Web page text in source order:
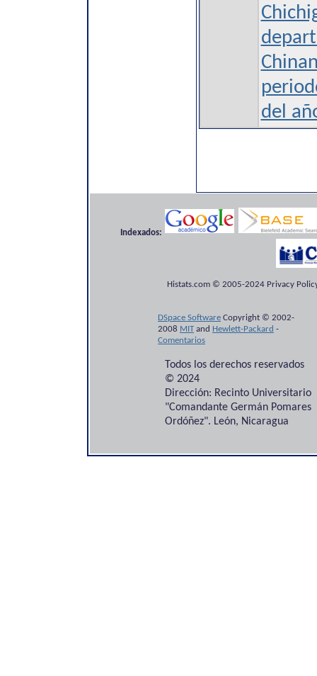
del
Indexados:
Histats.com © 2005-2024 Privacy
DSpace Software Copyright © 2002-
2008 MITand Hewlett-Packard -
Comentarios
Todos los derechos reservados
© 2024
Dirección: Recinto Universitario
"Comandante Germán Pomares
Ordóñez". León, Nicaragua